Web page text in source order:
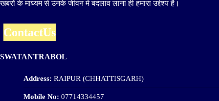
खबरों के माध्यम से उनके जीवन में बदलाव लाना ही हमारा उद्देश्य है।
ContactUs
SWATANTRABOL
Address: RAIPUR (CHHATTISGARH)
Mobile No: 07714334457